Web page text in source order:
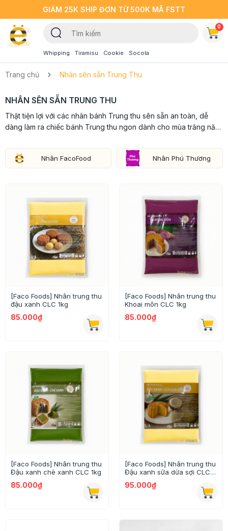
GIẢM 25K SHIP ĐƠN TỪ 500K MÃ FSTT
Whipping Tiramisu Cookie Socola
0
Trang chủ Nhân sên sẵn Trung Thu
NHÂN SÊN SẴN TRUNG THU
Thật tiện lợi với các nhân bánh Trung thu sên sẵn an toàn, dễ
dàng làm ra chiếc bánh Trung thu ngon dành cho mùa trăng năm
Nhân FacoFood Nhân Phú Thương
[Faco Foods] Nhân trung thu
đậu xanh CLC 1kg
85.000₫
[Faco Foods] Nhân trung thu
Khoai môn CLC 1kg
85.000₫
[Faco Foods] Nhân trung thu
Đậu xanh chè xanh CLC 1kg
85.000₫
[Faco Foods] Nhân trung thu
Đậu xanh sữa dừa sợi CLC
95.000₫